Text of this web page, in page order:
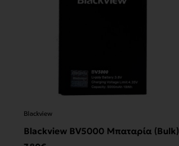
Blackview
Blackview BV5000 Μπαταρία (Bulk)